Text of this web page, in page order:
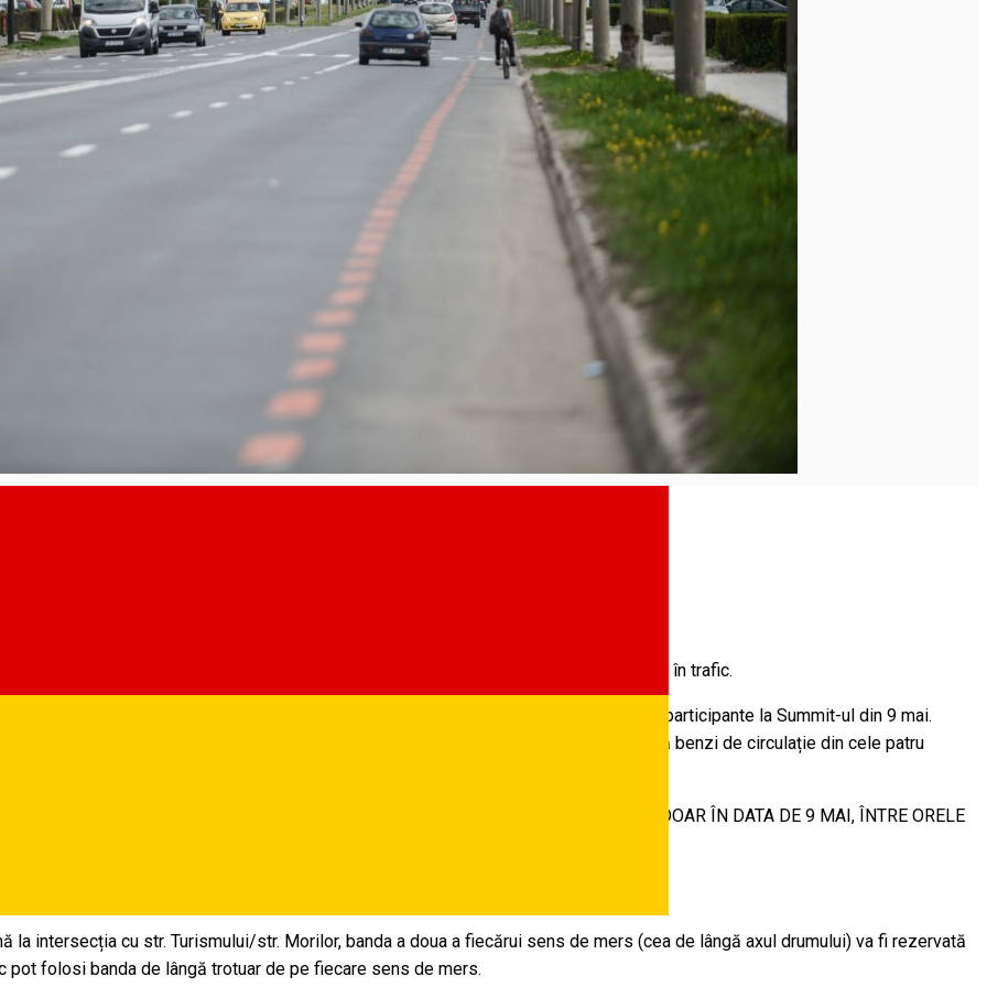
Uniunea Europeană găzduit de Sibiu în data de 9 mai se vor institui anumite restricții în trafic.
de deplasare între Aeroportul Internațional Sibiu și Piața Unirii a delegațiilor participante la Summit-ul din 9 mai.
nu afecta circulația în timpul zilei. Acest culoar se va amenaja prin delimitarea a două benzi de circulație din cele patru
patru benzi, inclusiv acest culoar, restricțiile de circulație urmând să se instituie DOAR ÎN DATA DE 9 MAI, ÎNTRE ORELE
la intersecția cu str. Turismului/str. Morilor, banda a doua a fiecărui sens de mers (cea de lângă axul drumului) va fi rezervată
folosi banda de lângă trotuar de pe fiecare sens de mers.